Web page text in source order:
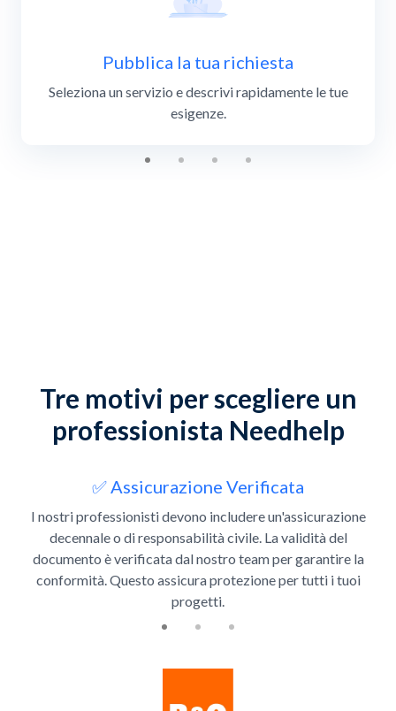
Pubblica la tua richiesta
Seleziona un servizio e descrivi rapidamente le tue
esigenze.
Tre motivi per scegliere un
professionista Needhelp
Slide 1 of 3
✅ Assicurazione Verificata
I nostri professionisti devono includere un'assicurazione
decennale o di responsabilità civile. La validità del
documento è verificata dal nostro team per garantire la
conformità. Questo assicura protezione per tutti i tuoi
progetti.